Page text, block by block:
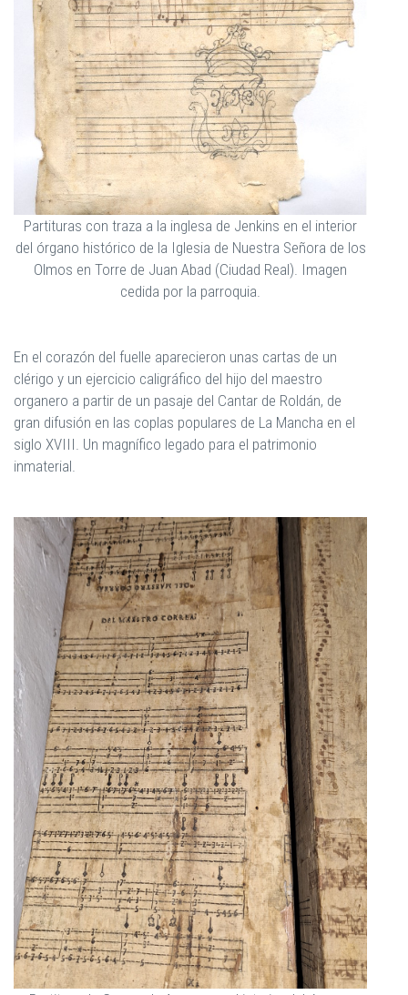
Partituras con traza a la inglesa de Jenkins en el interior
del órgano histórico de la Iglesia de Nuestra Señora de los
Olmos en Torre de Juan Abad (Ciudad Real). Imagen
cedida por la parroquia.
En el corazón del fuelle aparecieron unas cartas de un
clérigo y un ejercicio caligráfico del hijo del maestro
organero a partir de un pasaje del Cantar de Roldán, de
gran difusión en las coplas populares de La Mancha en el
siglo XVIII. Un magnífico legado para el patrimonio
inmaterial.